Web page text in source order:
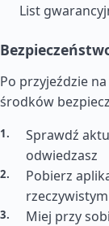
List
Po przyjeździe
środków
Sprawdź
odwiedzasz
Pobierz
rzeczywistym
Miej przy